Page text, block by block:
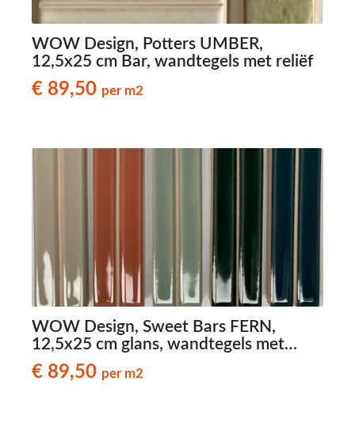
WOW Design, Potters UMBER,
12,5x25 cm Bar, wandtegels met reliëf
€ 89,50 per m2
WOW Design, Sweet Bars FERN,
12,5x25 cm glans, wandtegels met
reliëf
€ 89,50 per m2